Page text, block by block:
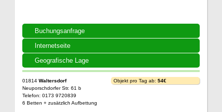
Buchungsanfrage
Internetseite
Geografische Lage
01814 Waltersdorf
Neuporschdorfer Str. 61 b
Telefon: 0173 9720839
6 Betten + zusätzlich Aufbettung
Objekt pro Tag ab: 54€